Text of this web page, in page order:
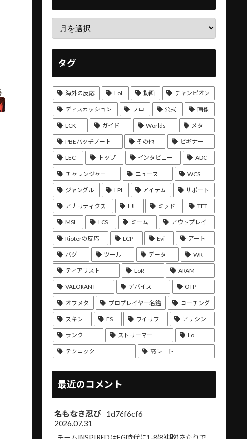
タグ
海外の反応 LoL 動画 チャンピオン
ディスカッション プロ 公式 画像
LCK ガイド Worlds メタ
PBEパッチノート その他 ビギナー
LEC トップ インタビュー ADC
チャレンジャー ニュース WCS
ジャングル LPL アイテム サポート
アナリティクス LJL ミッド TFT
MSI LCS ミーム アウトプレイ
Rioterの反応 LCP Evi アート
バグ ツール データ WR
ティアリスト LoR ARAM
VALORANT デバイス OTP
オフメタ プロプレイヤー名鑑 コーチング
スキン FS ワイリフ アサシン
ランク ストリーマー Lo
テクニック 高レート
最近のコメント
名もなき忍び
1d76f6cf6
2026.07.31
チームINSPIREDはEG時代に1-8(8連敗)あたりで